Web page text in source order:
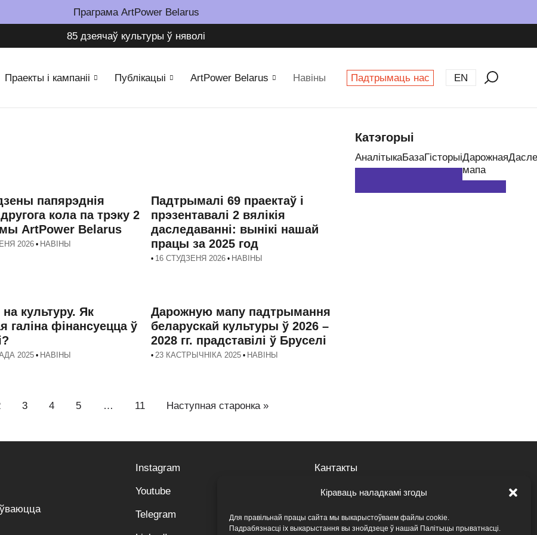
Кіраваць наладкамі згоды
Для правільнай працы сайта мы выкарыстоўваем файлы cookie.
Падрабязнасці іх выкарыстання вы знойдзеце ў нашай Палітыцы прыватнасці.
Праграма ArtPower Belarus
85 дзеячаў культуры ў няволі​
Праекты і кампаніі Публікацыі ArtPower Belarus Навіны Падтрымаць нас EN
папярэднія
кола па трэку 2
ArtPower Belarus
2026 • НАВІНЫ
Падтрымалі 69 праектаў і
прэзентавалі 2 вялікія
даследаванні: вынікі нашай
працы за 2025 год
• 16 СТУДЗЕНЯ 2026 • НАВІНЫ
культуру. Як
галіна фінансуецца ў
2025 • НАВІНЫ
Дарожную мапу падтрымання
беларускай культуры ў 2026 –
2028 гг. прадставілі ў Бруселі
• 23 КАСТРЫЧНІКА 2025 • НАВІНЫ
3 4 5 … 11 Наступная старонка »
Катэгорыі
АналітыкаБазаГісторыіДарожная
мапа
Instagram
Youtube
Telegram
Кантакты
Вакансіі
Архіў вакансій